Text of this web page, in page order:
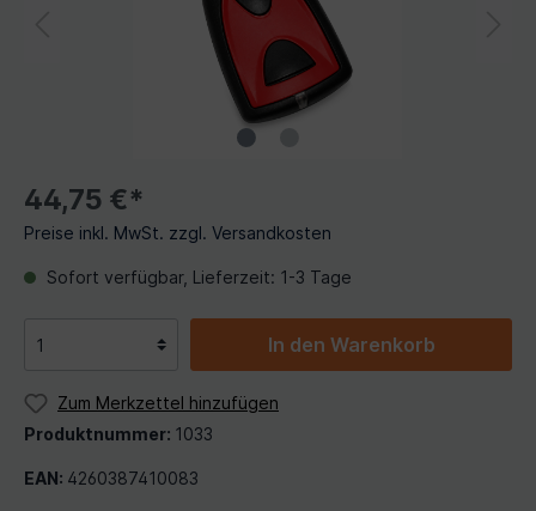
44,75 €*
Preise inkl. MwSt. zzgl. Versandkosten
Sofort verfügbar, Lieferzeit: 1-3 Tage
In den Warenkorb
Zum Merkzettel hinzufügen
Produktnummer: 1033
EAN: 4260387410083